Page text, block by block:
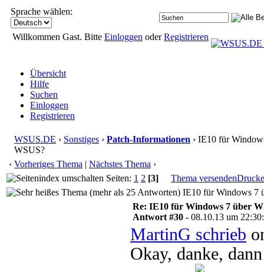
Sprache wählen:
Willkommen Gast. Bitte Einloggen oderRegistrieren
Übersicht
Hilfe
Suchen
Einloggen
Registrieren
WSUS.DE › Sonstiges › Patch-Informationen › IE10 für
WSUS?
‹ Vorheriges Thema | Nächstes Thema ›
Seiten: 1 2 [3] Thema versenden
IE10 für Windows 7
Re: IE10 für Windows 7 über
Antwort #30 - 08.10.13 um
MartinG schrieb
Okay, danke,